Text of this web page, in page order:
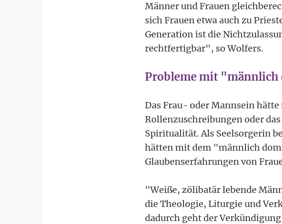
Männer und Frauen
sich Frauen etwa auch zu
Generation ist die
rechtfertigbar", so Wolfers.
Probleme mit
Das Frau- oder Mannsein
Rollenzuschreibungen oder
Spiritualität. Als Seelsorgerin
hätten mit dem "männlich
Glaubenserfahrungen von
"Weiße, zölibatär lebende
die Theologie, Liturgie und
dadurch geht der